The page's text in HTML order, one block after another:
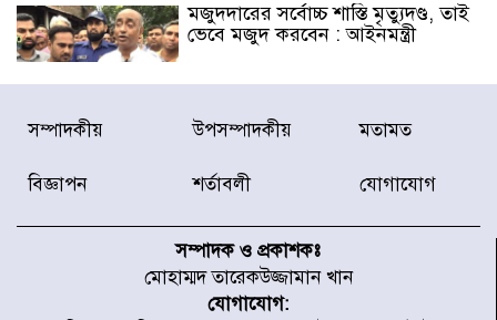
মজুদদারের সর্বোচ্চ শাস্তি মৃত্যুদণ্ড, তাই
ভেবে মজুদ করবেন : আইনমন্ত্রী
আন্তর্জাতিক আদিবাসী দিবস: রাষ্ট্রের
দায়িত্ব ও দায়বদ্ধতা II – মং এ খেন
সৌদি-তুরস্ক-পাকিস্তান
সম্পাদকীয় উপসম্পাদকীয় মতামত
বিজ্ঞাপন শর্তাবলী যোগাযোগ
সম্পাদক ও প্রকাশকঃ
মোহাম্মদ তারেকউজ্জামান খান
যোগাযোগ: